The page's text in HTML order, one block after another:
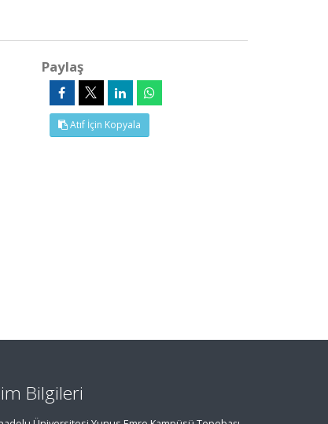
Paylaş
Atıf İçin Kopyala
Bilgileri